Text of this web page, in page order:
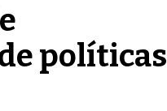
políticas